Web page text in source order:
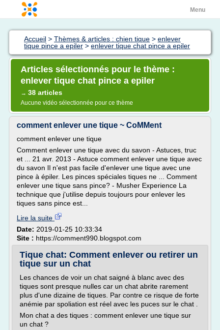
Menu
Accueil > Thèmes & articles : chien tique > enlever
tique pince a epiler > enlever tique chat pince a epiler
Articles sélectionnés pour le thème :
enlever tique chat pince a epiler
→ 38 articles
Aucune vidéo sélectionnée pour ce thème
comment enlever une tique ~ CoMMent
comment enlever une tique
Comment enlever une tique avec du savon - Astuces, truc
et ... 21 avr. 2013 - Astuce comment enlever une tique avec
du savon Il n'est pas facile d'enlever une tique avec une
pince à épiler. Les pinces spéciales tiques ne ... Comment
enlever une tique sans pince? - Musher Experience La
technique que j'utilise depuis toujours pour enlever les
tiques sans pince est...
Lire la suite
Date: 2019-01-25 10:33:34
Site : https://comment990.blogspot.com
Tique chat: Comment enlever ou retirer un
tique sur un chat
Les chances de voir un chat saigné à blanc avec des
tiques sont presque nulles car un chat abrite rarement
plus d'une dizaine de tiques. Par contre ce risque de forte
anémie par spoliation est réel avec les puces sur le chat .
Mon chat a des tiques : comment enlever une tique sur
un chat ?